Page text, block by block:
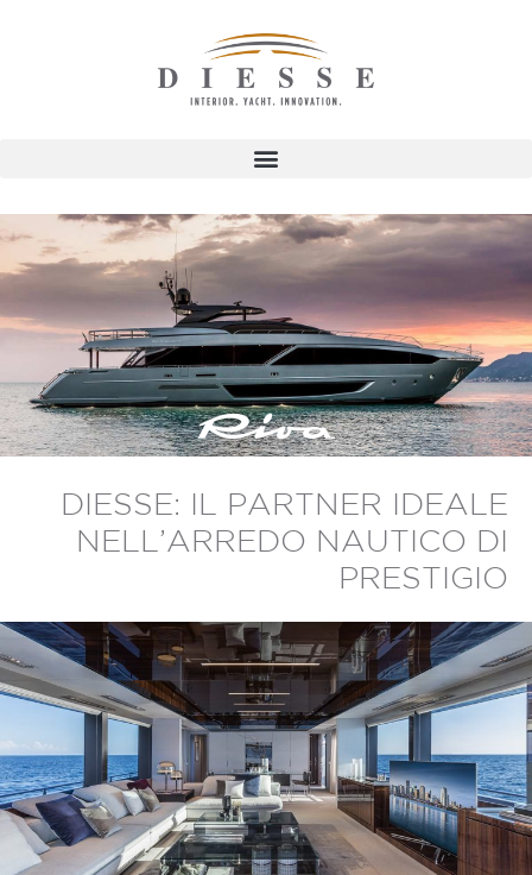
DIESSE: IL PARTNER IDEALE
NELL’ARREDO NAUTICO DI
PRESTIGIO